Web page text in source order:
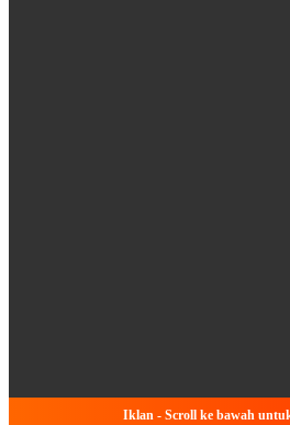
Iklan - Scroll ke bawah